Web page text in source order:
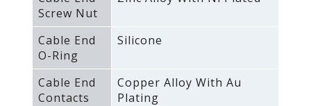
Screw Nut
Cable End
O-Ring
Silicone
Cable End
Contacts
Copper Alloy With Au
Plating